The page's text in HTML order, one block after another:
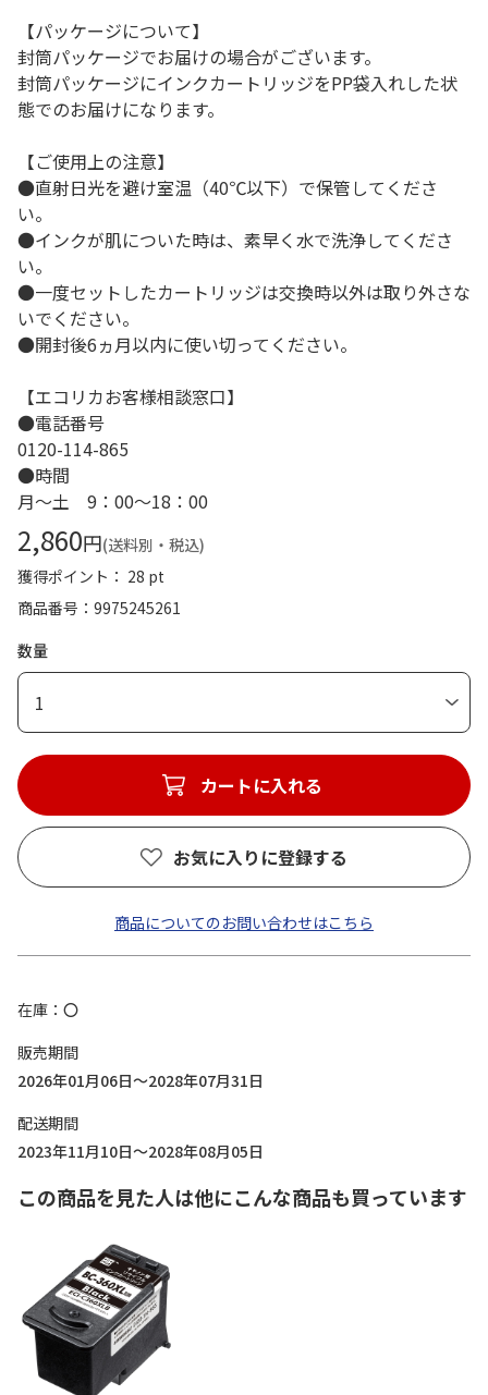
【パッケージについて】
封筒パッケージでお届けの場合がございます。
封筒パッケージにインクカートリッジをPP袋入れした状
態でのお届けになります。
【ご使用上の注意】
●直射日光を避け室温（40℃以下）で保管してくださ
い。
●インクが肌についた時は、素早く水で洗浄してくださ
い。
●一度セットしたカートリッジは交換時以外は取り外さな
いでください。
●開封後6ヵ月以内に使い切ってください。
【エコリカお客様相談窓口】
●電話番号
0120-114-865
●時間
月～土 9：00～18：00
2,860円(送料別・税込)
獲得ポイント： 28 pt
商品番号
9975245261
数量
1
カートに入れる
お気に入りに登録する
商品についてのお問い合わせはこちら
在庫
〇
販売期間
2026年01月06日～2028年07月31日
配送期間
2023年11月10日～2028年08月05日
この商品を見た人は他にこんな商品も買っています